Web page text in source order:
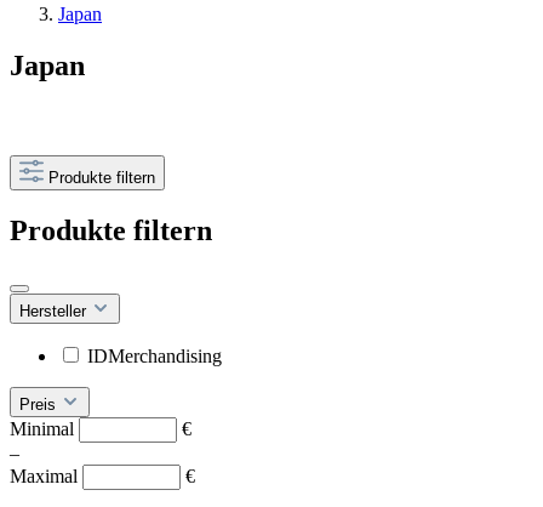
Japan
Japan
Produkte filtern
Produkte filtern
Hersteller
IDMerchandising
Preis
Minimal
€
–
Maximal
€